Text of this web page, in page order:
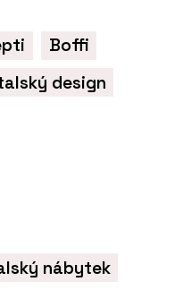
Boffi
design
nábytek